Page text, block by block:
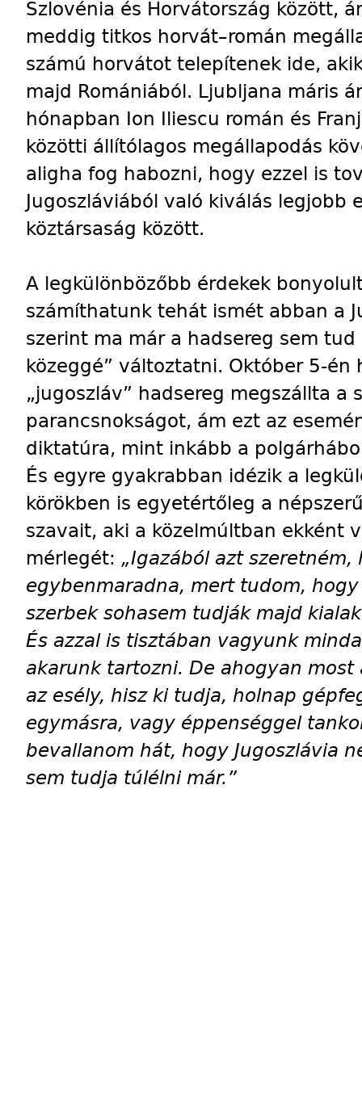
Szlovénia és Horvátország között,
meddig titkos horvát–román
számú horvátot telepítenek ide,
majd Romániából. Ljubljana máris
hónapban Ion Iliescu román és
közötti állítólagos megállapodás
aligha fog habozni, hogy ezzel is
Jugoszláviából való kiválás legjobb
köztársaság között.
A legkülönbözőbb érdekek
számíthatunk tehát ismét abban a
szerint ma már a hadsereg sem
közeggé” változtatni. Október 5-én
„jugoszláv” hadsereg megszállta a
parancsnokságot, ám ezt az
diktatúra, mint inkább a
És egyre gyakrabban idézik a
körökben is egyetértőleg a
szavait, aki a közelmúltban ekként
mérlegét: „Igazából azt szeretném,
egybenmaradna, mert tudom,
szerbek sohasem tudják majd
És azzal is tisztában vagyunk
akarunk tartozni. De ahogyan
az esély, hisz ki tudja, holnap
egymásra, vagy éppenséggel
bevallanom hát, hogy Jugoszlávia
sem tudja túlélni már.”